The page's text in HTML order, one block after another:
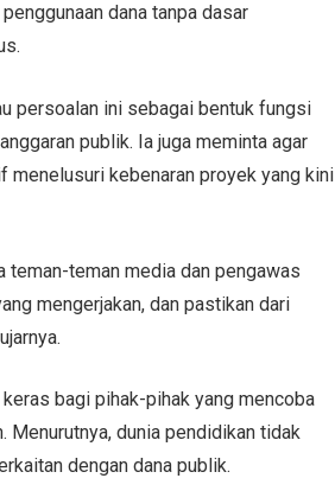
dana tanpa dasar
persoalan ini sebagai bentuk fungsi
publik. Ia juga meminta agar
menelusuri kebenaran proyek yang kini
teman-teman media dan pengawas
mengerjakan, dan pastikan dari
bagi pihak-pihak yang mencoba
Menurutnya, dunia pendidikan tidak
dengan dana publik.